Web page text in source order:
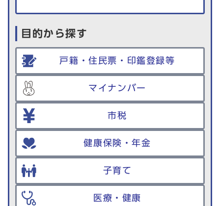
目的から探す
戸籍・住民票・印鑑登録等
マイナンバー
市税
健康保険・年金
子育て
医療・健康